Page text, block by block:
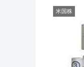
米国株